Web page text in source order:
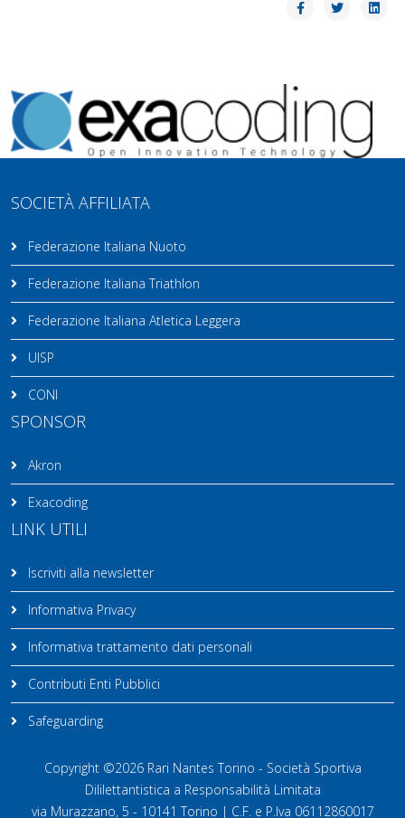
SOCIETÀ AFFILIATA
Federazione Italiana Nuoto
Federazione Italiana Triathlon
Federazione Italiana Atletica Leggera
UISP
CONI
SPONSOR
Akron
Exacoding
LINK UTILI
Iscriviti alla newsletter
Informativa Privacy
Informativa trattamento dati personali
Contributi Enti Pubblici
Safeguarding
Copyright ©2026 Rari Nantes Torino - Società Sportiva
Dililettantistica a Responsabilità Limitata
via Murazzano, 5 - 10141 Torino | C.F. e P.Iva 06112860017